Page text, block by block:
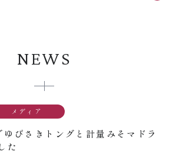
NEWS
メディア
びさきトングと計量みそマドラ
た